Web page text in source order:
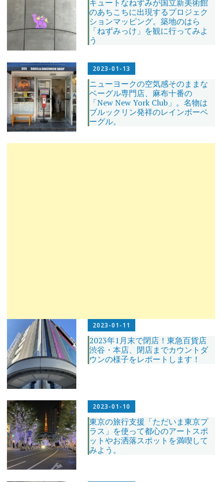
キュートなねずみが国立新美術館
のあちこちに出現するプロジェク
ションマッピング。築地のはら
「ねずみっけ」を観に行ってみよ
う
2023-01-13
ニューヨークの空気感そのままな
ベーグル専門店、麻布十番の
「New New York Club」。名物は
ブルックリン発祥のレインボーベ
ーグル。
2023-01-11
2023年1月末で閉店！東急百貨店
渋谷・本店、閉店までカウントダ
ウンの様子をレポートします！
2023-01-10
東京の旅行支援「ただいま東京プ
ラス」を使って都心のアートスポ
ットやお洒落スポットを満喫して
みよう。